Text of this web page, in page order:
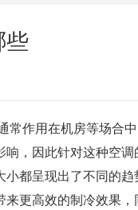
些
常作用在机房等场合
，因此针对这种空调
都呈现出了不同的
更高效的制冷效果，